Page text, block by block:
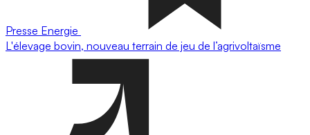
Presse Energie
L'élevage bovin, nouveau terrain de jeu de l’agrivoltaïsme